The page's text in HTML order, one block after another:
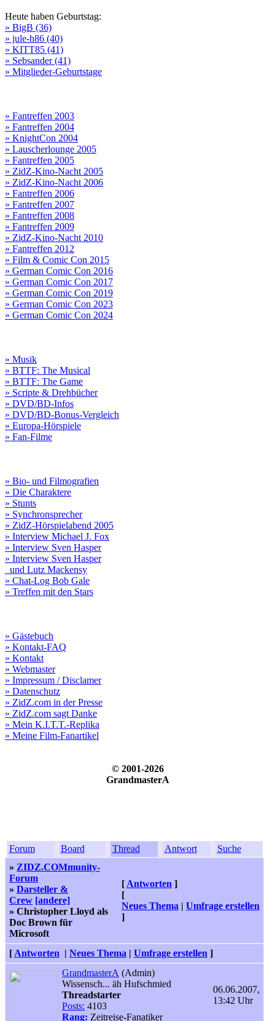
Heute haben Geburtstag:
» BigB (36)
» jule-h86 (40)
» KITT85 (41)
» Sebsander (41)
» Mitglieder-Geburtstage
» Fantreffen 2003
» Fantreffen 2004
» KnightCon 2004
» Lauscherlounge 2005
» Fantreffen 2005
» ZidZ-Kino-Nacht 2005
» ZidZ-Kino-Nacht 2006
» Fantreffen 2006
» Fantreffen 2007
» Fantreffen 2008
» Fantreffen 2009
» ZidZ-Kino-Nacht 2010
» Fantreffen 2012
» Film & Comic Con 2015
» German Comic Con 2016
» German Comic Con 2017
» German Comic Con 2019
» German Comic Con 2023
» German Comic Con 2024
» Musik
» BTTF: The Musical
» BTTF: The Game
» Scripte & Drehbücher
» DVD/BD-Infos
» DVD/BD-Bonus-Vergleich
» Europa-Hörspiele
» Fan-Filme
» Bio- und Filmografien
» Die Charaktere
» Stunts
» Synchronsprecher
» ZidZ-Hörspielabend 2005
» Interview Michael J. Fox
» Interview Sven Hasper
» Interview Sven Hasper
und Lutz Mackensy
» Chat-Log Bob Gale
» Treffen mit den Stars
» Gästebuch
» Kontakt-FAQ
» Kontakt
» Webmaster
» Impressum / Disclamer
» Datenschutz
» ZidZ.com in der Presse
» ZidZ.com sagt Danke
» Mein K.I.T.T.-Replika
» Meine Film-Fanartikel
© 2001-2026
GrandmasterA
Forum Board Thread Antwort
Suche
» ZIDZ.COMmunity-
Forum
» Darsteller &
Crew [andere]
» Christopher Lloyd als
Doc Brown für
Microsoft
[ Antworten ]
[
Neues Thema | Umfrage erstellen
]
[ Antworten | Neues Thema | Umfrage erstellen ]
GrandmasterA (Admin)
Wissensch... äh Hufschmied
Threadstarter
Posts: 4103
Rang: Zeitreise-Fanatiker
06.06.2007,
13:42 Uhr